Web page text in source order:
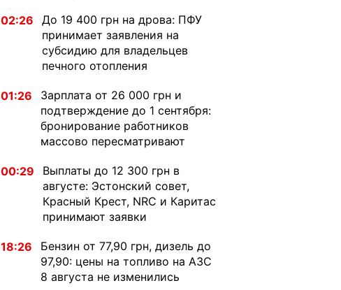
02:26
До 19 400 грн на дрова: ПФУ
принимает заявления на
субсидию для владельцев
печного отопления
01:26
Зарплата от 26 000 грн и
подтверждение до 1 сентября:
бронирование работников
массово пересматривают
00:29
Выплаты до 12 300 грн в
августе: Эстонский совет,
Красный Крест, NRC и Каритас
принимают заявки
18:26
Бензин от 77,90 грн, дизель до
97,90: цены на топливо на АЗС
8 августа не изменились